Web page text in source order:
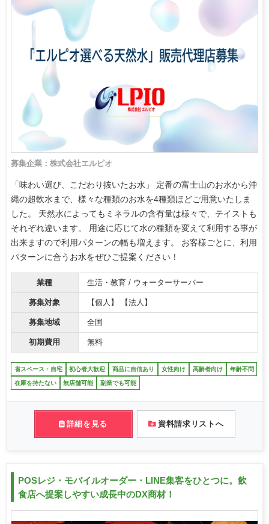
募集企業：株式会社エルピオ
「味わい選び、こだわり抜いたお水」 定番の富士山のお水から沖
縄の超軟水まで、様々な種類のお水を4種類ほどご用意いたしま
した。 天然水によってもミネラルの含有量は様々で、テイストも
それぞれ違います。 用途に応じて水の種類を変えて利用する事が
出来ますので利用パターンの幅も増えます。 お客様ごとに、利用
パターンに合うお水をぜひご提案ください！
業種 生活・教育 / ウォーターサーバー
募集対象 【個人】 【法人】
募集地域 全国
初期費用 無料
省スペース・自宅 初心者大歓迎 商品に自信あり 女性向け 高齢者向け 年齢不問
在庫を持たない 無店舗可能 副業でも可能
詳細を見る 資料請求リストへ
POSレジ・モバイルオーダー・LINE集客をひとつに。飲
食店へ提案しやすい成長中のDX商材！